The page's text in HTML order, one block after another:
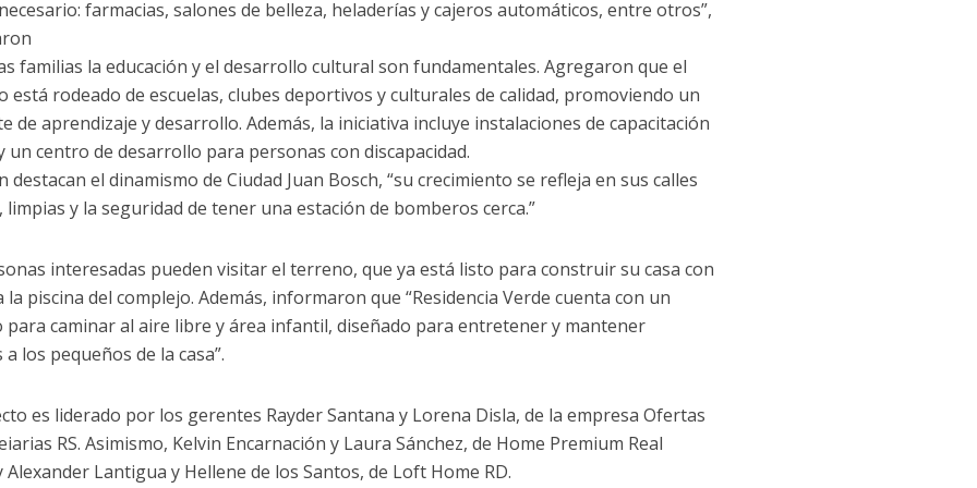
farmacias, salones de belleza, heladerías y cajeros automáticos, entre otros”,
familias la educación y el desarrollo cultural son fundamentales. Agregaron que el
está rodeado de escuelas, clubes deportivos y culturales de calidad, promoviendo un
de aprendizaje y desarrollo. Además, la iniciativa incluye instalaciones de capacitación
un centro de desarrollo para personas con discapacidad.
destacan el dinamismo de Ciudad Juan Bosch, “su crecimiento se refleja en sus calles
limpias y la seguridad de tener una estación de bomberos cerca.”
interesadas pueden visitar el terreno, que ya está listo para construir su casa con
la piscina del complejo. Además, informaron que “Residencia Verde cuenta con un
para caminar al aire libre y área infantil, diseñado para entretener y mantener
los pequeños de la casa”.
es liderado por los gerentes Rayder Santana y Lorena Disla, de la empresa Ofertas
RS. Asimismo, Kelvin Encarnación y Laura Sánchez, de Home Premium Real
Alexander Lantigua y Hellene de los Santos, de Loft Home RD.